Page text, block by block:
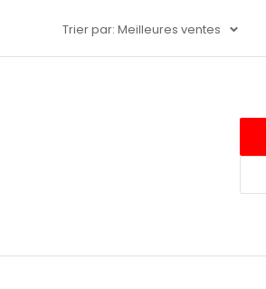
Trier par: Meilleures ventes